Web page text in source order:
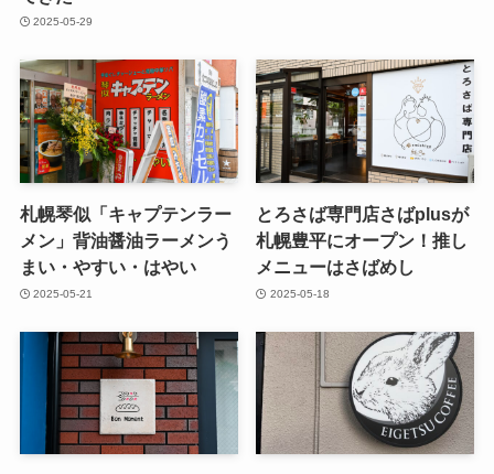
2025-05-29
札幌琴似「キャプテンラー
メン」背油醤油ラーメンう
まい・やすい・はやい
2025-05-21
とろさば専門店さばplusが
札幌豊平にオープン！推し
メニューはさばめし
2025-05-18